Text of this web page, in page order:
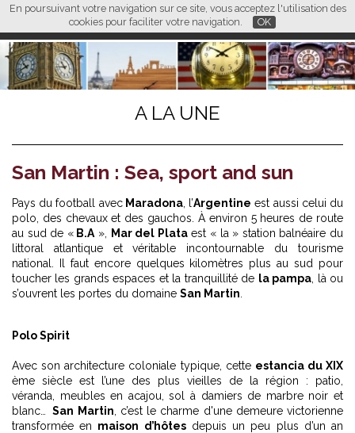
En poursuivant votre navigation sur ce site, vous acceptez l'utilisation des
cookies pour faciliter votre navigation.
OK
FR EN CN
L M
A LA UNE
San Martin : Sea, sport and sun
Pays du football avecMaradona, l’Argentine est aussi celui du
polo, des chevaux et des gauchos. À environ 5 heures de route
au sud de «B.A », Mar del Plataest « la » station balnéaire du
littoral atlantique et véritable incontournable du tourisme
national. Il faut encore quelques kilomètres plus au sud pour
toucher les grands espaces et la tranquillité de la pampa , là ou
s’ouvrent les portes du domaine San Martin
Polo Spirit
Avec son architecture coloniale typique, cette estancia du XIX
ème siècle est l’une des plus vieilles de la région : patio,
véranda, meubles en acajou, sol à damiers de marbre noir et
blanc…
San Martin , c’est le charme d'une demeure victorienne
transformée en maison d’hôtesdepuis un peu plus d’un an